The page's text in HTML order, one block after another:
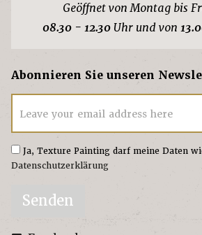
Geöffnet von Montag bis
08.30 - 12.30Uhr und von
Abonnieren Sie unseren
Leave your email address here
Ja, Texture Painting darf meine Daten
Datenschutzerklärung
Senden